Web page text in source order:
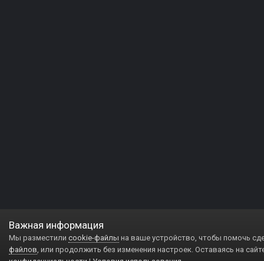
Важная информация
Мы разместили cookie-файлы на ваше устройство, чтобы помочь
файлов, или продолжить без изменения настроек. Оставаясь на